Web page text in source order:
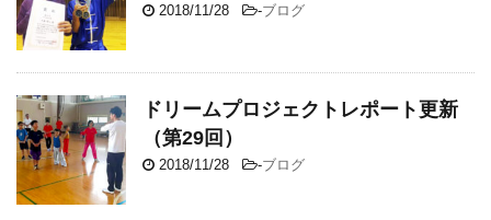
2018/11/28 -ブログ
ドリームプロジェクトレポート更新
（第29回）
2018/11/28 -ブログ